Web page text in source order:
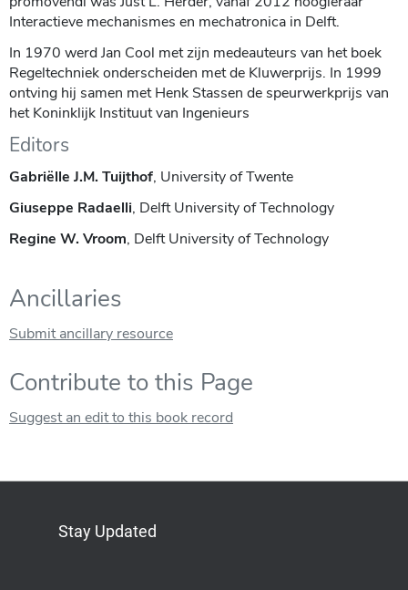
Interactieve mechanismes en mechatronica in Delft.
In 1970 werd Jan Cool met zijn medeauteurs van het boek
Regeltechniek onderscheiden met de Kluwerprijs. In 1999
ontving hij samen met Henk Stassen de speurwerkprijs van
het Koninklijk Instituut van Ingenieurs
Editors
Gabriëlle J.M. Tuijthof, University of Twente
Giuseppe Radaelli, Delft University of Technology
Regine W. Vroom, Delft University of Technology
Ancillaries
Submit ancillary resource
Contribute to this Page
Suggest an edit to this book record
Stay Updated